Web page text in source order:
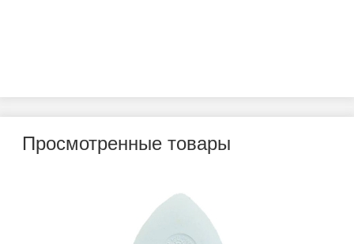
Просмотренные товары